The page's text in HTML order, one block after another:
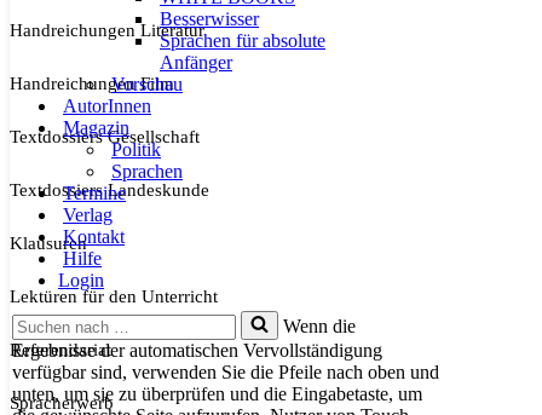
Besserwisser
Sprachen für absolute
Anfänger
Vorschau
AutorInnen
Magazin
Politik
Sprachen
Termine
Verlag
Kontakt
Hilfe
Login
Suchen
nach …
Wenn die
Ergebnisse der automatischen Vervollständigung
verfügbar sind, verwenden Sie die Pfeile nach oben und
unten, um sie zu überprüfen und die Eingabetaste, um
Handreichungen Literatur
Handreichungen Film
Textdossiers Gesellschaft
Textdossiers Landeskunde
Klausuren
Lektüren für den Unterricht
Referendariat
Spracherwerb